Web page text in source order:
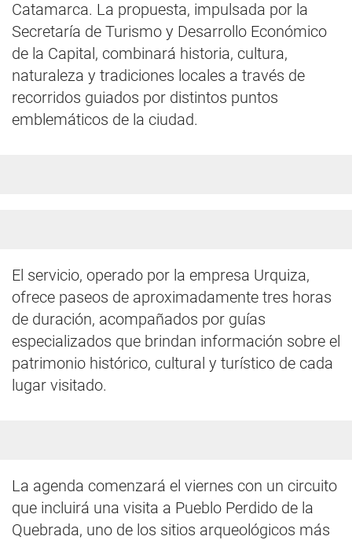
Catamarca. La propuesta, impulsada por la
Secretaría de Turismo y Desarrollo Económico
de la Capital, combinará historia, cultura,
naturaleza y tradiciones locales a través de
recorridos guiados por distintos puntos
emblemáticos de la ciudad.
El servicio, operado por la empresa Urquiza,
ofrece paseos de aproximadamente tres horas
de duración, acompañados por guías
especializados que brindan información sobre el
patrimonio histórico, cultural y turístico de cada
lugar visitado.
La agenda comenzará el viernes con un circuito
que incluirá una visita a Pueblo Perdido de la
Quebrada, uno de los sitios arqueológicos más